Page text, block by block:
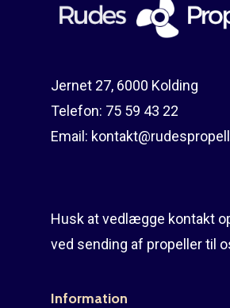
Jernet 27, 6000 Kolding
Telefon: 75 59 43 22
Email:
Husk at vedlægge kontakt
ved sending af propeller til
Information